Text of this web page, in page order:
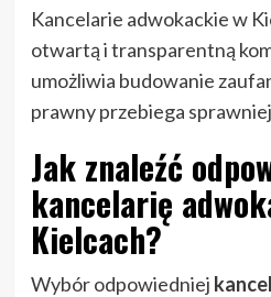
Kancelarie adwokackie w
otwartą i transparentną
umożliwia budowanie
prawny przebiega
Jak znaleźć
kancelarię
Kielcach?
Wybór odpowiedniej